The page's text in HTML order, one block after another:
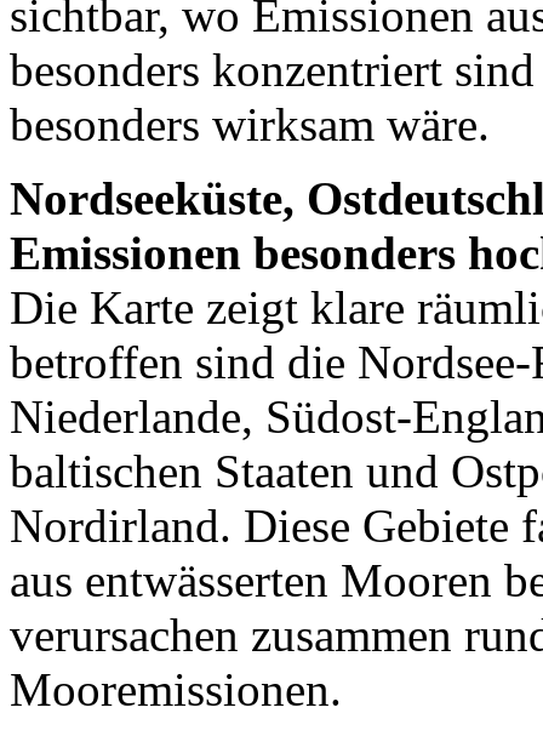
sichtbar, wo Emissionen
besonders konzentriert
besonders wirksam wäre.
Nordseeküste,
Emissionen besonders
Die Karte zeigt klare
betroffen sind die
Niederlande, Südost-
baltischen Staaten und
Nordirland. Diese Gebiete
aus entwässerten Mooren
verursachen zusammen
Mooremissionen.